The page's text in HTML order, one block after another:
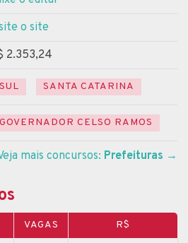
o site
2.353,24
SUL SANTA CATARINA
GOVERNADOR CELSO RAMOS
mais concursos: Prefeituras →
VAGAS R$